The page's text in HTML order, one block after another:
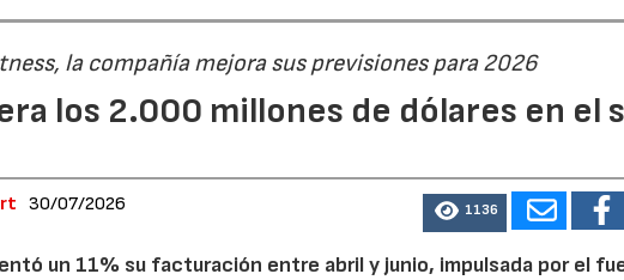
la compañía mejora sus previsiones para 2026
los 2.000 millones de dólares en el
30/07/2026 1136
un 11% su facturación entre abril y junio, impulsada por el